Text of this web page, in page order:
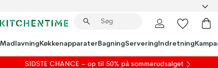
MadlavningKøkkenapparaterBagningServeringIndretning
SIDSTE CHANCE – op til 50% på sommerudsalget